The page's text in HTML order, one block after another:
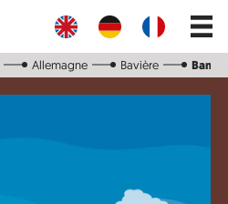
Main
Allemagne Bavière